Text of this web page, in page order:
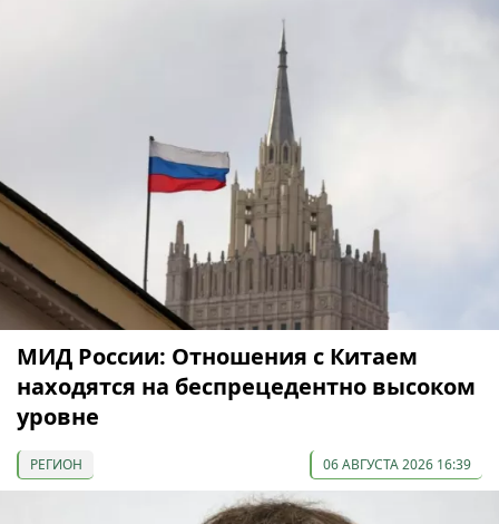
МИД России: Отношения с Китаем
находятся на беспрецедентно высоком
уровне
РЕГИОН 06 АВГУСТА 2026 16:39